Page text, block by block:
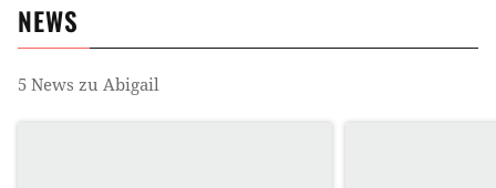
NEWS
5 News zu Abigail